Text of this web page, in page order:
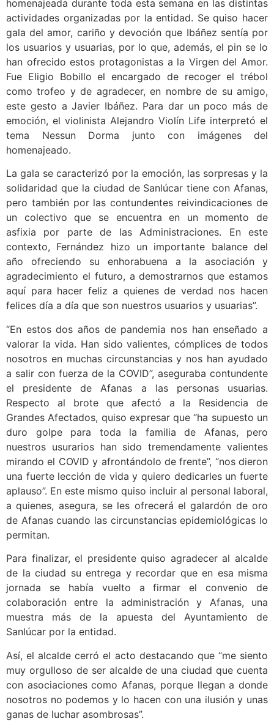
homenajeada durante toda esta semana en las distintas
actividades organizadas por la entidad. Se quiso hacer
gala del amor, cariño y devoción que Ibáñez sentía por
los usuarios y usuarias, por lo que, además, el pin se lo
han ofrecido estos protagonistas a la Virgen del Amor.
Fue Eligio Bobillo el encargado de recoger el trébol
como trofeo y de agradecer, en nombre de su amigo,
este gesto a Javier Ibáñez. Para dar un poco más de
emoción, el violinista Alejandro Violín Life interpretó el
tema Nessun Dorma junto con imágenes del
homenajeado.
La gala se caracterizó por la emoción, las sorpresas y la
solidaridad que la ciudad de Sanlúcar tiene con Afanas,
pero también por las contundentes reivindicaciones de
un colectivo que se encuentra en un momento de
asfixia por parte de las Administraciones. En este
contexto, Fernández hizo un importante balance del
año ofreciendo su enhorabuena a la asociación y
agradecimiento el futuro, a demostrarnos que estamos
aquí para hacer feliz a quienes de verdad nos hacen
felices día a día que son nuestros usuarios y usuarias”.
“En estos dos años de pandemia nos han enseñado a
valorar la vida. Han sido valientes, cómplices de todos
nosotros en muchas circunstancias y nos han ayudado
a salir con fuerza de la COVID”, aseguraba contundente
el presidente de Afanas a las personas usuarias.
Respecto al brote que afectó a la Residencia de
Grandes Afectados, quiso expresar que “ha supuesto un
duro golpe para toda la familia de Afanas, pero
nuestros usurarios han sido tremendamente valientes
mirando el COVID y afrontándolo de frente”, “nos dieron
una fuerte lección de vida y quiero dedicarles un fuerte
aplauso”. En este mismo quiso incluir al personal laboral,
a quienes, asegura, se les ofrecerá el galardón de oro
de Afanas cuando las circunstancias epidemiológicas lo
permitan.
Para finalizar, el presidente quiso agradecer al alcalde
de la ciudad su entrega y recordar que en esa misma
jornada se había vuelto a firmar el convenio de
colaboración entre la administración y Afanas, una
muestra más de la apuesta del Ayuntamiento de
Sanlúcar por la entidad.
Así, el alcalde cerró el acto destacando que “me siento
muy orgulloso de ser alcalde de una ciudad que cuenta
con asociaciones como Afanas, porque llegan a donde
nosotros no podemos y lo hacen con una ilusión y unas
ganas de luchar asombrosas”.